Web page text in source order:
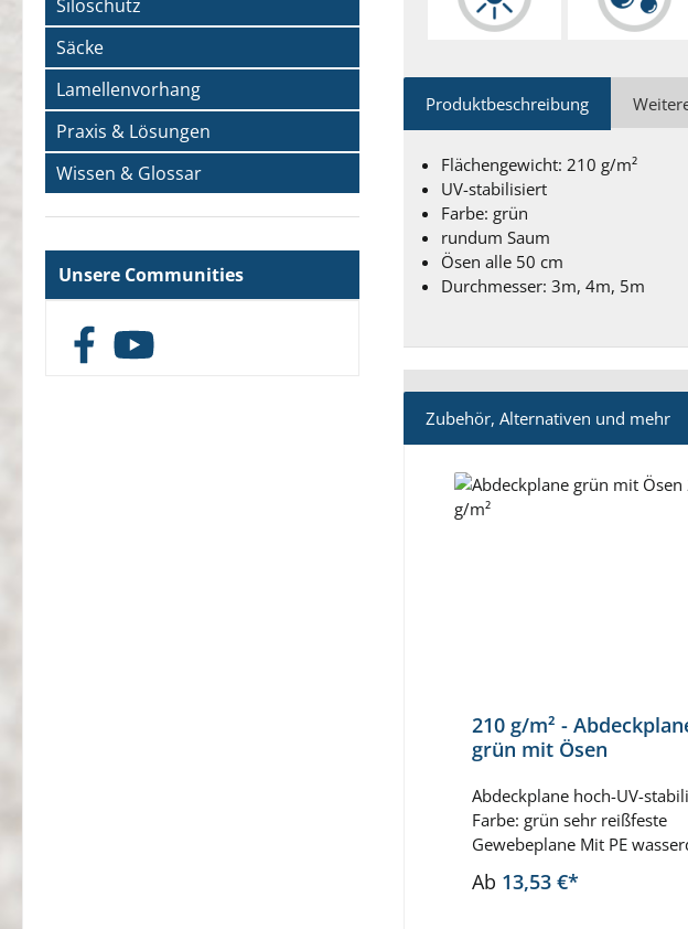
Siloschutz
Säcke
Lamellenvorhang
Praxis & Lösungen
Wissen & Glossar
Unsere Communities
FacebookYouTube
Produktbeschreibung
Flächengewicht: 210 g/m²
UV-stabilisiert
Farbe: grün
rundum Saum
Ösen alle 50 cm
Durchmesser: 3m, 4m, 5m
Zubehör, Alternativen und mehr
Produktgalerie überspringen
210 g/m² -
grün mit Ösen
Abdeckplane hoch-UV-
Farbe: grün sehr reißfeste
Gewebeplane Mit PE
beschichtetes PP-Gewebe
Webung 14x14 pro Zoll² (1
Ab 13,53 €*